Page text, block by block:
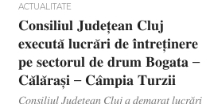
ACTUALITATE
𝐂𝐨𝐧𝐬𝐢𝐥𝐢𝐮𝐥 𝐉𝐮𝐝𝐞𝐭̦𝐞𝐚𝐧 𝐂𝐥𝐮𝐣
𝐞𝐱𝐞𝐜𝐮𝐭𝐚̆ 𝐥𝐮𝐜𝐫𝐚̆𝐫𝐢 𝐝𝐞 𝐢̂𝐧𝐭𝐫𝐞𝐭̦𝐢𝐧𝐞𝐫𝐞
𝐩𝐞 𝐬𝐞𝐜𝐭𝐨𝐫𝐮𝐥 𝐝𝐞 𝐝𝐫𝐮𝐦 𝐁𝐨𝐠𝐚𝐭𝐚 –
𝐂𝐚̆𝐥𝐚̆𝐫𝐚𝐬̦𝐢 – 𝐂𝐚̂𝐦𝐩𝐢𝐚 𝐓𝐮𝐫𝐳𝐢𝐢
𝐶𝑜𝑛𝑠𝑖𝑙𝑖𝑢𝑙 𝐽𝑢𝑑𝑒𝑡̧𝑒𝑎𝑛 𝐶𝑙𝑢𝑗 𝑎 𝑑𝑒𝑚𝑎𝑟𝑎𝑡 𝑙𝑢𝑐𝑟𝑎̆𝑟𝑖